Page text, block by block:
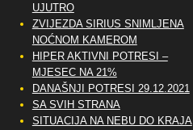
UJUTRO
ZVIJEZDA SIRIUS SNIMLJENA
NOĆNOM KAMEROM
HIPER AKTIVNI POTRESI –
MJESEC NA 21%
DANAŠNJI POTRESI 29.12.2021
SA SVIH STRANA
SITUACIJA NA NEBU DO KRAJA